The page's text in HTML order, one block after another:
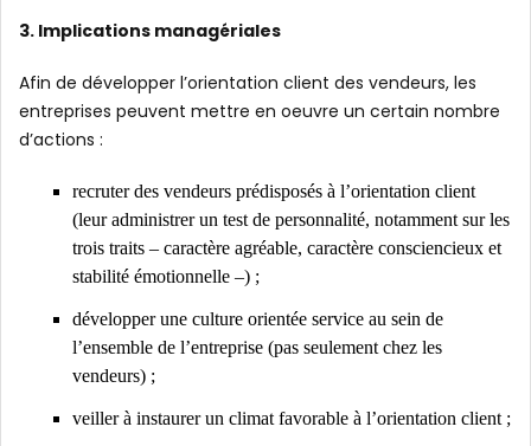
3. Implications managériales
Afin de développer l’orientation client des vendeurs, les
entreprises peuvent mettre en oeuvre un certain nombre
d’actions :
recruter des vendeurs prédisposés à l’orientation client
(leur administrer un test de personnalité, notamment sur les
trois traits – caractère agréable, caractère consciencieux et
stabilité émotionnelle –) ;
développer une culture orientée service au sein de
l’ensemble de l’entreprise (pas seulement chez les
vendeurs) ;
veiller à instaurer un climat favorable à l’orientation client ;